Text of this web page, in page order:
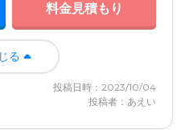
料金見積もり
る
投稿日時：2023/10/04
投稿者：あえい